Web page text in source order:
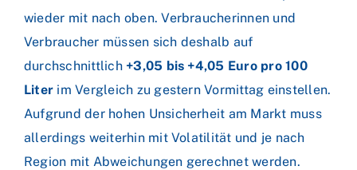
wieder mit nach oben. Verbraucherinnen und
Verbraucher müssen sich deshalb auf
durchschnittlich +3,05 bis +4,05 Euro pro 100
Liter im Vergleich zu gestern Vormittag einstellen.
Aufgrund der hohen Unsicherheit am Markt muss
allerdings weiterhin mit Volatilität und je nach
Region mit Abweichungen gerechnet werden.